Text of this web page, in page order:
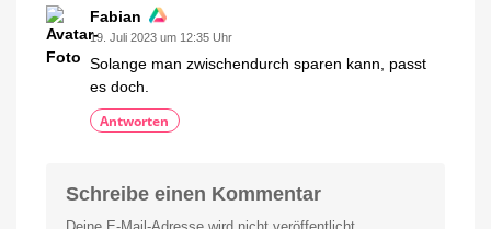
Fabian
19. Juli 2023 um 12:35 Uhr
Solange man zwischendurch sparen kann, passt
es doch.
Antworten
Schreibe einen Kommentar